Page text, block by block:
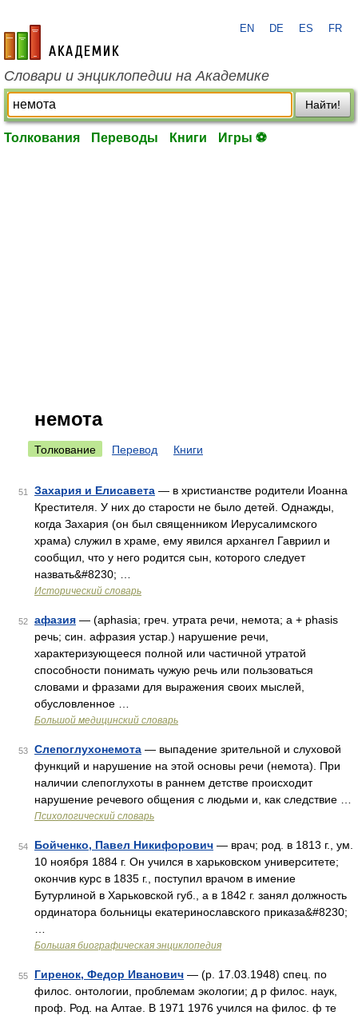
academic.ru
EN DE ES FR
Словари и энциклопедии на Академике
Найти!
Толкования Переводы Книги Игры ⚽
немота
Толкование Перевод Книги
51 Захария и Елисавета — в христианстве родители Иоанна
Крестителя. У них до старости не было детей. Однажды,
когда Захария (он был священником Иерусалимского
храма) служил в храме, ему явился архангел Гавриил и
сообщил, что у него родится сын, которого следует
назвать&#8230; …
Исторический словарь
52 афазия — (aphasia; греч. утрата речи, немота; а + phasis
речь; син. афразия устар.) нарушение речи,
характеризующееся полной или частичной утратой
способности понимать чужую речь или пользоваться
словами и фразами для выражения своих мыслей,
обусловленное …
Большой медицинский словарь
53 Слепоглухонемота — выпадение зрительной и слуховой
функций и нарушение на этой основы речи (немота). При
наличии слепоглухоты в раннем детстве происходит
нарушение речевого общения с людьми и, как следствие …
Психологический словарь
54 Бойченко, Павел Никифорович — врач; род. в 1813 г., ум.
10 ноября 1884 г. Он учился в харьковском университете;
окончив курс в 1835 г., поступил врачом в имение
Бутурлиной в Харьковской губ., а в 1842 г. занял должность
ординатора больницы екатеринославского приказа&#8230;
Большая биографическая энциклопедия
55 Гиренок, Федор Иванович — (р. 17.03.1948) спец. по
филос. онтологии, проблемам экологии; д р филос. наук,
проф. Род. на Алтае. В 1971 1976 учился на филос. ф те